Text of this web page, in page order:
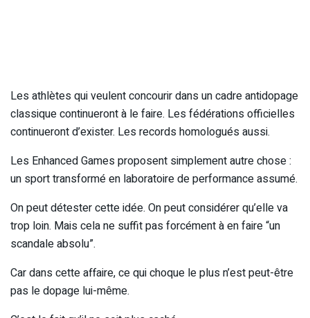
Les athlètes qui veulent concourir dans un cadre antidopage
classique continueront à le faire. Les fédérations officielles
continueront d’exister. Les records homologués aussi.
Les Enhanced Games proposent simplement autre chose :
un sport transformé en laboratoire de performance assumé.
On peut détester cette idée. On peut considérer qu’elle va
trop loin. Mais cela ne suffit pas forcément à en faire “un
scandale absolu”.
Car dans cette affaire, ce qui choque le plus n’est peut-être
pas le dopage lui-même.